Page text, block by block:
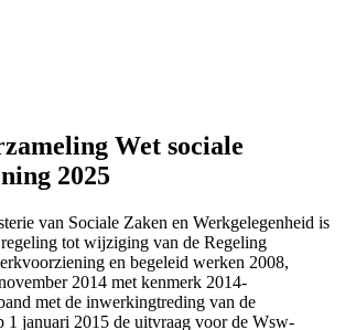
Wet sociale
2025
van Sociale Zaken en Werkgelegenheid is
tot wijziging van de Regeling
en begeleid werken 2008,
2014 met kenmerk 2014-
met de inwerkingtreding van de
1 januari 2015 de uitvraag voor de Wsw-